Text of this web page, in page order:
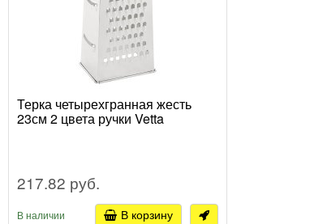
Терка четырехгранная жесть
23см 2 цвета ручки Vetta
217.82 руб.
В наличии В корзину